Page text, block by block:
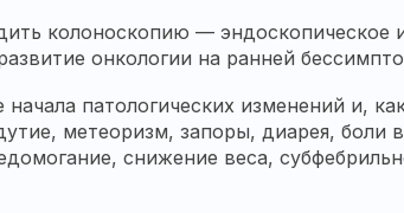
колоноскопию — эндоскопическое
онкологии на ранней
патологических изменений и,
метеоризм, запоры, диарея, боли
снижение веса,